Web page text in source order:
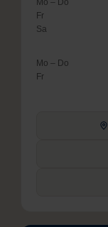
Mo – Do
Fr
Sa
Mo – Do
Fr